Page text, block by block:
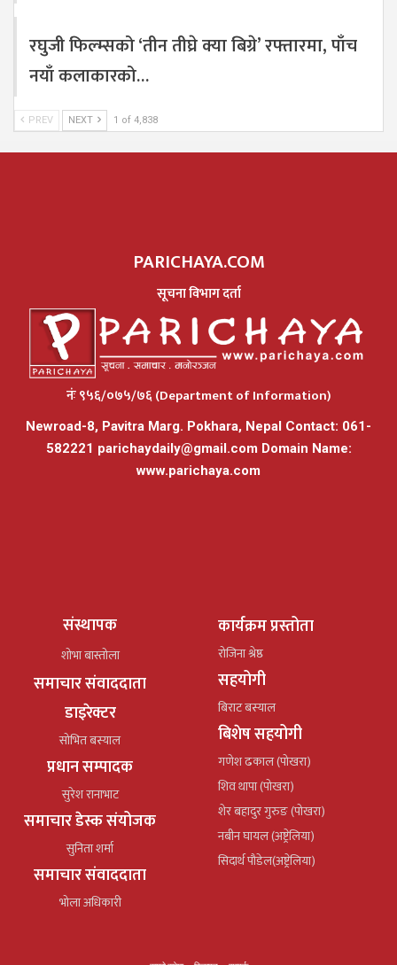
रघुजी फिल्म्सको ‘तीन तीघ्रे क्या बिग्रे’ रफ्तारमा, पाँच
नयाँ कलाकारको…
PREV NEXT 1 of 4,838
PARICHAYA.COM
सूचना विभाग दर्ता
नंः ९५६/०७५/७६ (Department of Information)
Newroad-8, Pavitra Marg. Pokhara, Nepal Contact: 061-
582221 parichaydaily@gmail.comDomain Name:
www.parichaya.com
संस्थापक
शोभा बास्तोला
समाचार संवाददाता
डाइरेक्टर
सोभित बस्याल
प्रधान सम्पादक
सुरेश रानाभाट
समाचार डेस्क संयोजक
सुनिता शर्मा
समाचार संवाददाता
भोला अधिकारी
कार्यक्रम प्रस्तोता
रोजिना श्रेष्ठ
सहयोगी
बिराट बस्याल
बिशेष सहयोगी
गणेश ढकाल (पोखरा)
शिव थापा (पोखरा)
शेर बहादुर गुरुङ (पोखरा)
नबीन घायल (अष्ट्रेलिया)
सिदार्थ पौडेल(अष्ट्रेलिया)